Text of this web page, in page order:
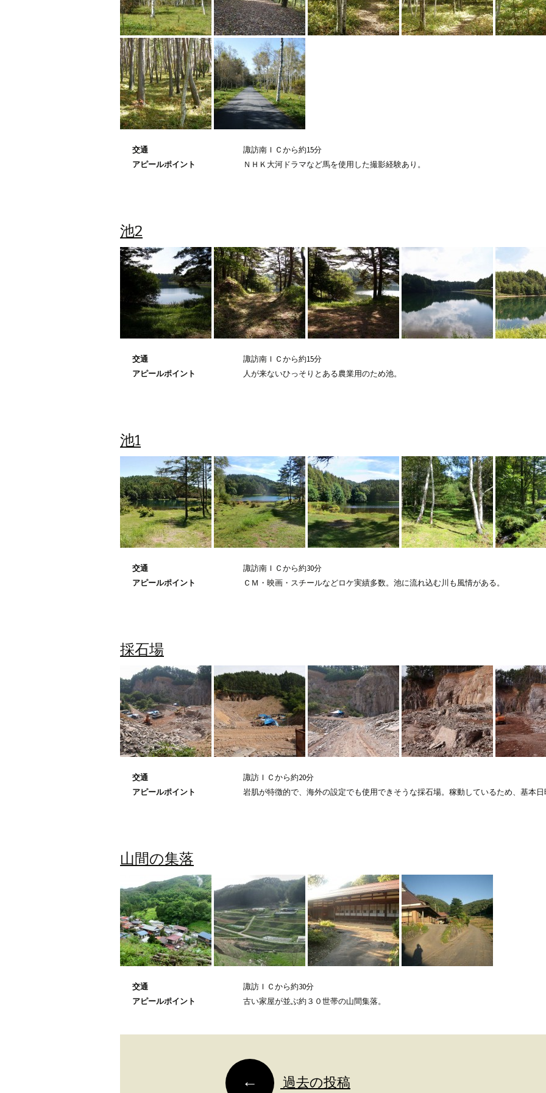
交通
諏訪南ＩＣから約15分
アピールポイント
ＮＨＫ大河ドラマなど馬を使用した撮影経験あり。
池2
交通
諏訪南ＩＣから約15分
アピールポイント
人が来ないひっそりとある農業用のため池。
池1
交通
諏訪南ＩＣから約30分
アピールポイント
ＣＭ・映画・スチールなどロケ実績多数。池に流れ込む川も風情がある。
採石場
交通
諏訪ＩＣから約20分
アピールポイント
岩肌が特徴的で、海外の設定でも使用できそうな採石場。稼動しているため、基本
山間の集落
交通
諏訪ＩＣから約30分
アピールポイント
古い家屋が並ぶ約３０世帯の山間集落。
← 過去の投稿